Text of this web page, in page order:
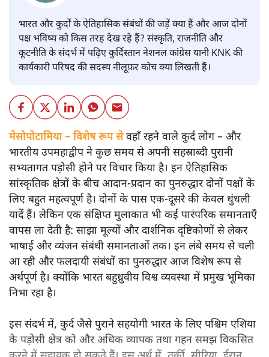
भारत और कुर्दों के ऐतिहासिक संबंधों की जड़ें क्या हैं और आज दोनों
पक्ष भविष्य को किस तरह देख रहे हैं? संस्कृति, राजनीति और
कूटनीति के संदर्भ में पढ़िए कुर्दिस्तान नेशनल कांग्रेस यानी KNK की
कार्यकारी परिषद की सदस्य नीलूफ़र कोच क्या लिखती हैं।
मेसोपोटामिया – विशेष रूप सेवहाँ रहने वाले कुर्द लोग – और
भारतीय उपमहाद्वीप ने कुछ समय से अपनी सहस्राब्दी पुरानी
सभ्यतागत पड़ोसी होने पर विचार किया है। इन ऐतिहासिक
सांस्कृतिक क्षेत्रों के बीच आदान-प्रदान का पुनरुद्धार दोनों पक्षों के
लिए बहुत महत्वपूर्ण है। दोनों के पास एक-दूसरे की केवल धुंधली
यादें हैं। लेकिन एक संक्षिप्त मुलाकात भी कई पारंपरिक समानताएँ
वापस ला देती है: साझा मूल्यों और दार्शनिक दृष्टिकोणों से लेकर
भाषाई और व्यंजन संबंधी समानताओं तक। इन लंबे समय से चली
आ रही और फलदायी संबंधों का पुनरुद्धार आज विशेष रूप से
अर्थपूर्ण है। क्योंकि भारत बहुध्रुवीय विश्व व्यवस्था में प्रमुख भूमिका
निभा रहा है।
इस संदर्भ में, कुर्द जैसे पुराने सहयोगी भारत के लिए पश्चिम एशिया
के पड़ोसी क्षेत्र को और अधिक व्यापक तथा गहन समझ विकसित